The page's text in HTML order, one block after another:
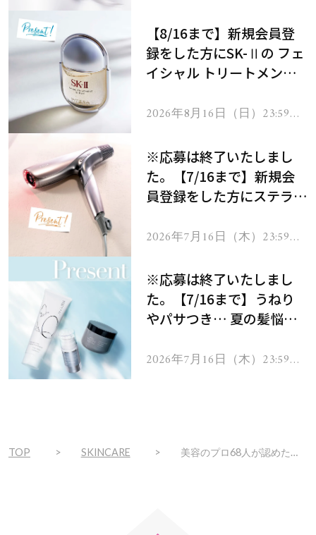
【8/16まで】新規会員登
録をした方にSK-Ⅱの フェ
イシャル トリートメント
2026年8月16日（日）23:59ま
※応募は終了いたしまし
た。【7/16まで】新規会
員登録をした方にステラボ
ヘアドライヤー ジュエル
2026年7月16日（木）23:59ま
※応募は終了いたしまし
た。【7/16まで】うねり
やパサつき… 夏の髪悩み
ムを13名様にプレゼン
2026年7月16日（木）23:59ま
TOP SKINCARE 美容のプロ68人が認めた【国民的シワ改善美容液】